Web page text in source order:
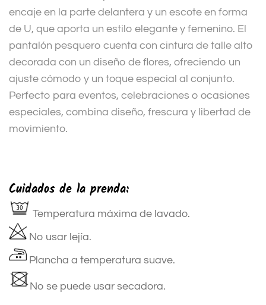
encaje en la parte delantera y un escote en forma
de U, que aporta un estilo elegante y femenino. El
pantalón pesquero cuenta con cintura de talle alto
decorada con un diseño de flores, ofreciendo un
ajuste cómodo y un toque especial al conjunto.
Perfecto para eventos, celebraciones o ocasiones
especiales, combina diseño, frescura y libertad de
movimiento.
Cuidados de la prenda:
Temperatura máxima de lavado.
No usar lejía.
Plancha a temperatura suave.
No se puede usar secadora.